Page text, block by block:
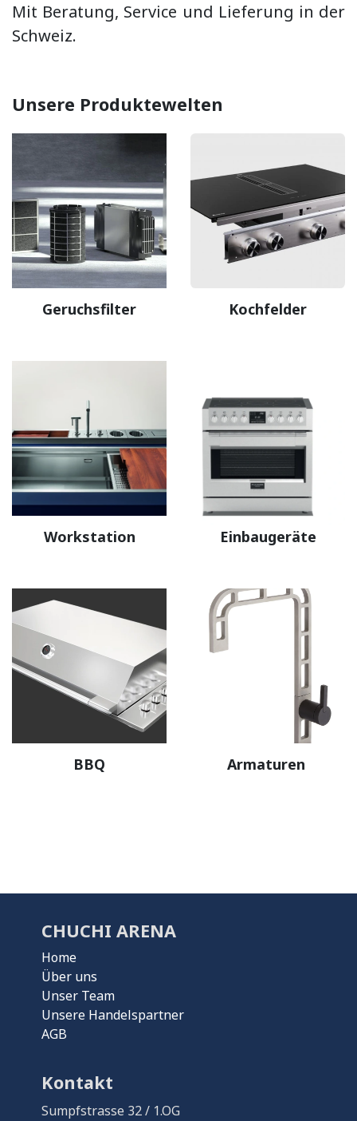
Mit Beratung, Service und Lieferung in der
Schweiz.
Unsere Produktewelten
Geruchsfilter Kochfelder
Workstation Einbaugeräte
BBQ Armaturen
CHUCHI ARENA
Home
Über uns
Unser Team
Unsere Handelspartner
AGB
Kontakt
Sumpfstrasse 32 / 1.OG